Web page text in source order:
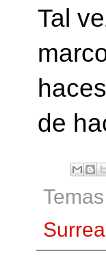
Tal
de